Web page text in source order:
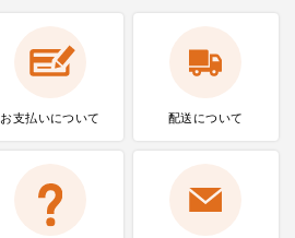
お支払いについて 配送について